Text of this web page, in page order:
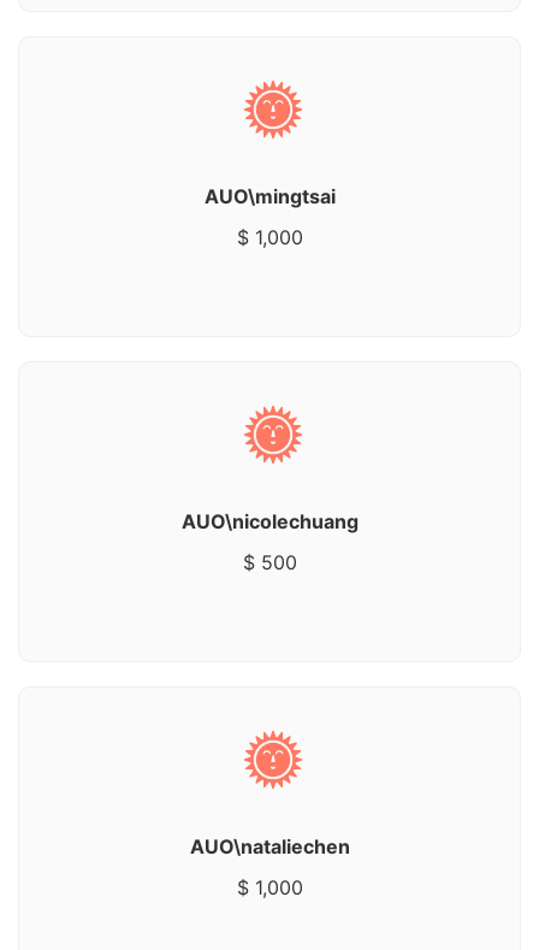
AUO\mingtsai
$ 1,000
AUO\nicolechuang
$ 500
AUO\nataliechen
$ 1,000